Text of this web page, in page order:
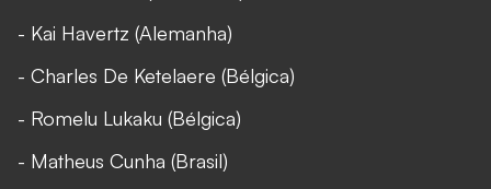
- Kai Havertz (Alemanha)
- Charles De Ketelaere (Bélgica)
- Romelu Lukaku (Bélgica)
- Matheus Cunha (Brasil)